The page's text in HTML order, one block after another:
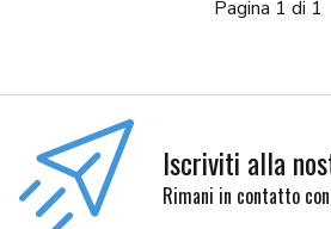
Pagina 1 di 1
Iscriviti alla
Rimani in contatto